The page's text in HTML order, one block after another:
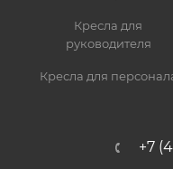
Кресла для
руководителя
Кресла для
+7